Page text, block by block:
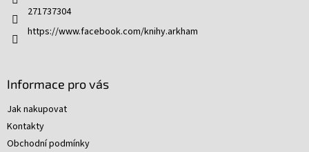
271737304
https://www.facebook.com/knihy.arkham
Informace pro vás
Jak nakupovat
Kontakty
Obchodní podmínky